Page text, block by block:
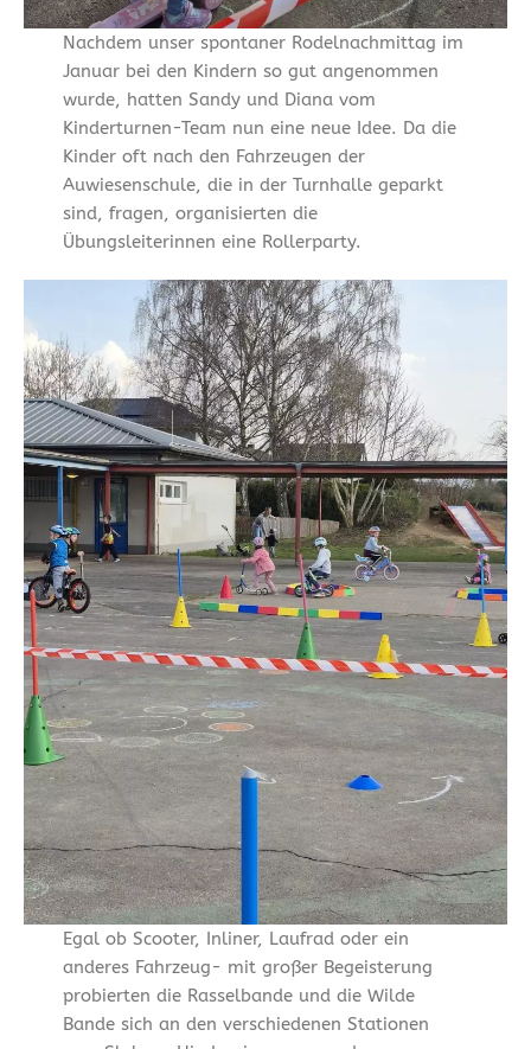
Nachdem unser spontaner Rodelnachmittag im
Januar bei den Kindern so gut angenommen
wurde, hatten Sandy und Diana vom
Kinderturnen-Team nun eine neue Idee. Da die
Kinder oft nach den Fahrzeugen der
Auwiesenschule, die in der Turnhalle geparkt
sind, fragen, organisierten die
Übungsleiterinnen eine Rollerparty.
Egal ob Scooter, Inliner, Laufrad oder ein
anderes Fahrzeug- mit großer Begeisterung
probierten die Rasselbande und die Wilde
Bande sich an den verschiedenen Stationen